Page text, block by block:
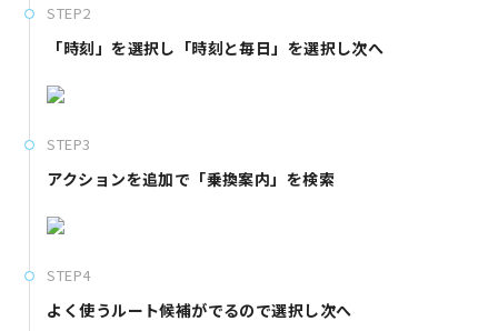
STEP2
「時刻」を選択し「時刻と毎日」を選択し次へ
STEP3
アクションを追加で「乗換案内」を検索
STEP4
よく使うルート候補がでるので選択し次へ